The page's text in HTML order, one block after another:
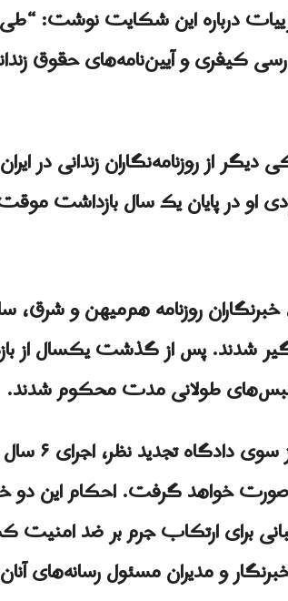
کیفری و آیین‌نامه‌های حقوق
از روزنامه‌نگاران زندانی در
او در پایان یک سال بازداشت
روزنامه هم‌میهن و
شدند. پس از گذشت یکسال
حبس‌های طولانی مدت محکوم شدند.
صورت خواهد گرفت. احکام این
برای ارتکاب جرم بر ضد
و مدیران مسئول رسانه‌های